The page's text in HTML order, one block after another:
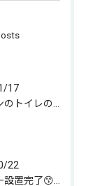
17
22